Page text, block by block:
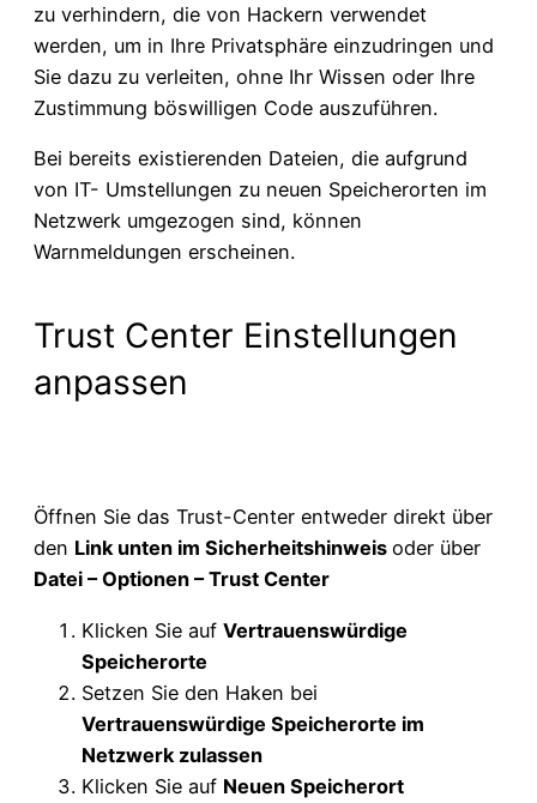
zu verhindern, die von Hackern verwendet
werden, um in Ihre Privatsphäre einzudringen und
Sie dazu zu verleiten, ohne Ihr Wissen oder Ihre
Zustimmung böswilligen Code auszuführen.
Bei bereits existierenden Dateien, die aufgrund
von IT- Umstellungen zu neuen Speicherorten im
Netzwerk umgezogen sind, können
Warnmeldungen erscheinen.
Trust Center Einstellungen
anpassen
Öffnen Sie das Trust-Center entweder direkt über
den Link unten im Sicherheitshinweis oder über
Datei – Optionen – Trust Center
Klicken Sie auf Vertrauenswürdige
Speicherorte
Setzen Sie den Haken bei
Vertrauenswürdige Speicherorte im
Netzwerk zulassen
Klicken Sie auf Neuen Speicherort